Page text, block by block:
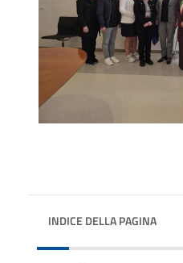
INDICE DELLA PAGINA